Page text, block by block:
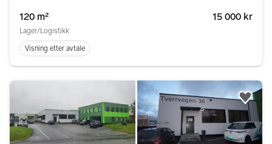
120 m² 15 000 kr
Lager/Logistikk
Visning etter avtale